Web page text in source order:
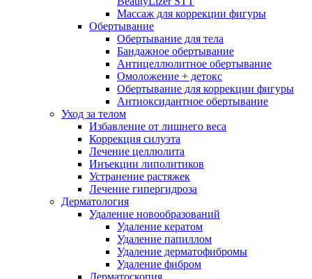
Массаж для коррекции фигуры
Обертывание
Обертывание для тела
Бандажное обертывание
Антицеллюлитное обертывание
Омоложение + детокс
Обертывание для коррекции фигуры
Антиоксидантное обертывание
Уход за телом
Избавление от лишнего веса
Коррекция силуэта
Лечение целлюлита
Инъекции липолитиков
Устранение растяжек
Лечение гипергидроза
Дерматология
Удаление новообразований
Удаление кератом
Удаление папиллом
Удаление дерматофибромы
Удаление фибром
Дерматоскопия